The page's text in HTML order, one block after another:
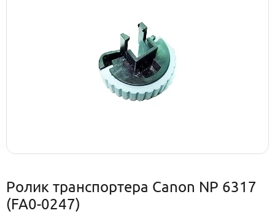
Ролик транспортера Canon NP 6317
(FA0-0247)